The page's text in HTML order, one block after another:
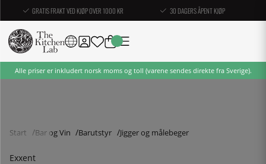
GRATIS FRAKT VED KJØP OVER 1000 KR 30 DAGERS ÅPENT KJØP
Alle priser er inkludert norsk moms og toll (varene sendes direkte fra Sverige).
Start Bar og Vin Barutstyr Jigger og målebeger
Exxent